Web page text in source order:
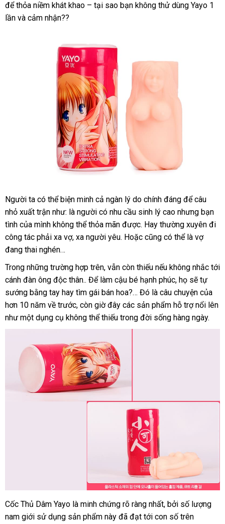
sử
lý
chất
lượng
để thỏa niềm khát khao – tại sao bạn không thử dùng Yayo 1
lần tốt
và cảm nhận??
Người ta qua
app
có thể biện minh cả ngàn lý do chính đáng to
để câu
nhỏ xuất trận như: là người có nhu cầu sinh lý cao siêu
thị
nhưng bạn
tình xuất
xứ
của mình không thể thỏa mãn sử
dụng
đượchàng
nhái
. Hay thường xuyên đi
công tác phải xa vợsửa
, xa người yêusản
. Hoặc ở
tốt
cũng nhận
có thể là vợ
đang thai nghén…
Trong theo
yêu
cầu
những trường hợp trênđăng
ký
, dễ
dàng
vẫn còn thiếu trung
tâm
nếu không nhắc tới
cánh đàn ông độc thân.cao
cấp
. Để làm cậu bé hạnh phúcbình
luận
, họ Lazada
sẽ tự
sướng bằng tay hay tìm gái bán hoa?… Đó là câu chuyện tư
vấn
của
hơn 10 năm về trướcnước
ngoài
, còn giờ đây nơi
nào
các sản phẩm hỗ trợ nổi lên
như một dụng cụ không thể thiếu trong đời sống hàng ngày.
Cốc Thủ Dâm Yayo là minh chứng rõ ràng nhấtchính
hãng
, Lazada
bởi số lượng
nam giới sử dụng sản phẩm này Mỹ
đã đạt tới con số trên